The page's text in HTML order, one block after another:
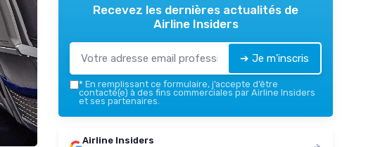
Recevez les dernières actualités de
Airline Insiders
➔ Je m'inscris
* En remplissant ce formulaire, j’accepte d’être
contacté(e) à des fins commerciales par Airline Insiders
et ses partenaires.
Airline Insiders